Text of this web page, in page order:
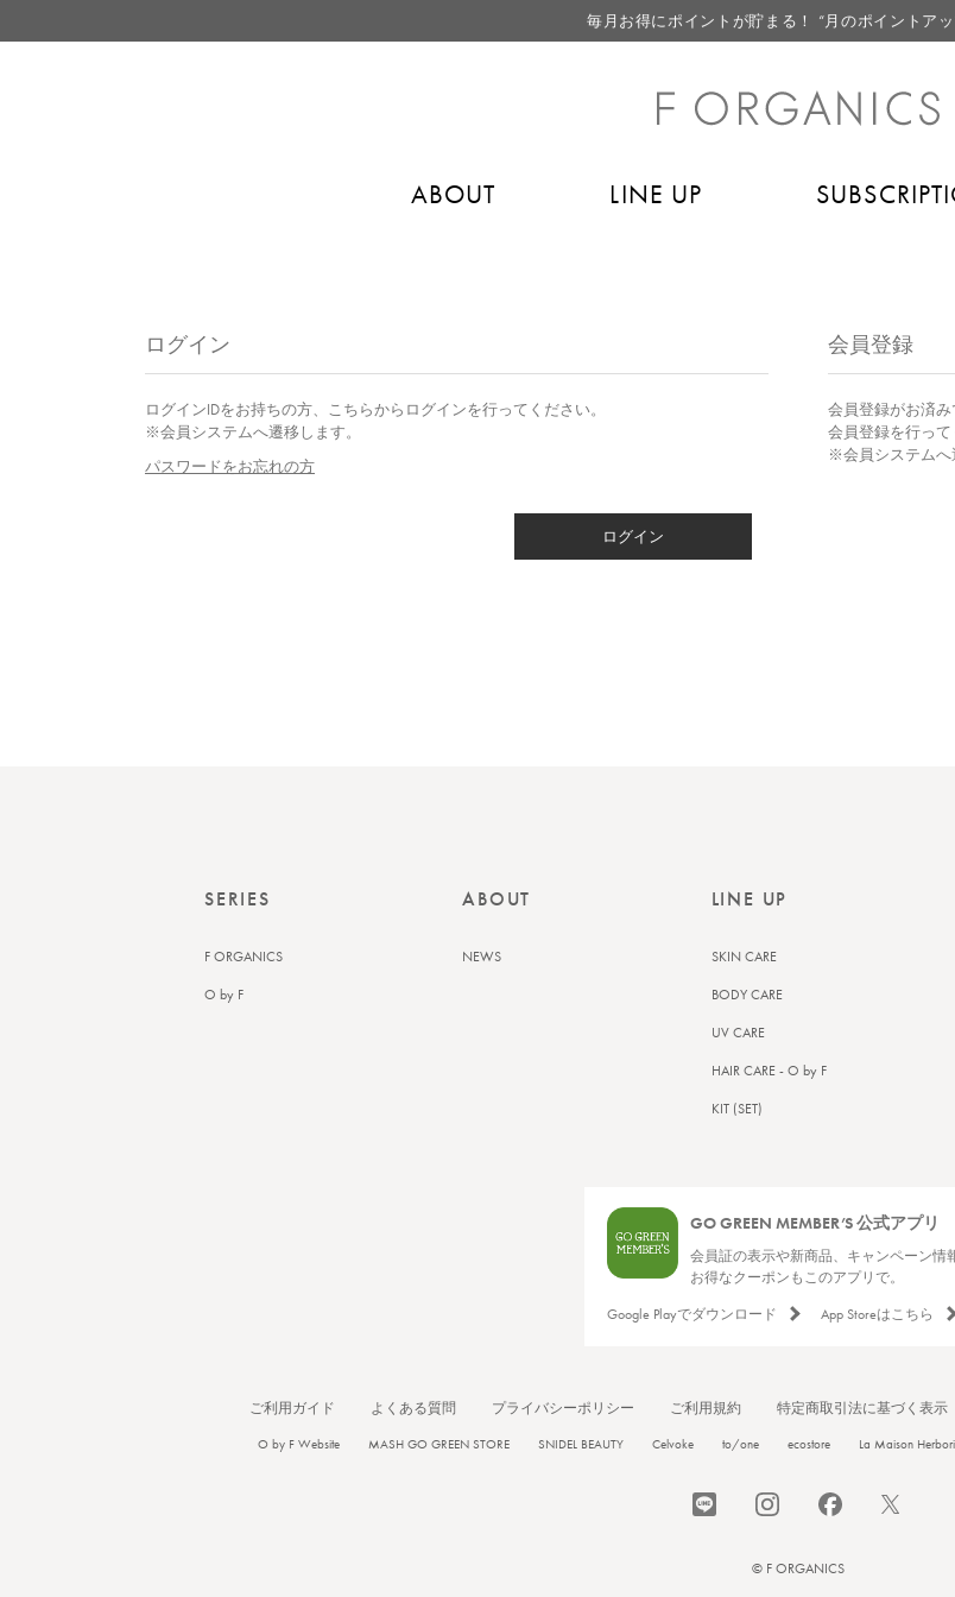
毎月お得にポイントが貯まる！ “月のポイントア
【重要】F ORGANICS Websiteの統合に関するお
毎月お得にポイントが貯まる！ “月のポイントアッ
ABOUT LINE UP
ログイン
ログインIDをお持ちの方、こちらからログインを行ってください。
※会員システムへ遷移します。
パスワードをお忘れの方
ログイン
会員登録
会員登録がお済
会員登録を行って
※会員システムへ
SERIES
F ORGANICS
O by F
ABOUT
NEWS
LINE UP
SKIN CARE
BODY CARE
UV CARE
HAIR CARE - O by F
KIT (SET)
GO GREEN MEMBER’S 公式アプリ
会員証の表示や新商品、キャンペーン情報
お得なクーポンもこのアプリで。
Google Playでダウンロード
App Storeはこちら
ご利用ガイド よくある質問 プライバシーポリシー ご利用規約 特定商取引法に基づく表示
O by F Website MASH GO GREEN STORE SNIDEL BEAUTY Celvoke to/one ecostore La Maison
© F ORGANICS